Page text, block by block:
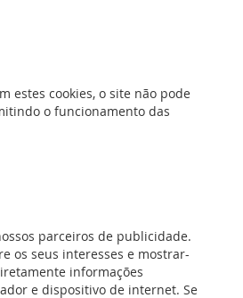
ao qual estão associados. Máximo
de comando; contactores de 1
estes cookies, o site não pode
o funcionamento das
parceiros de publicidade.
os seus interesses e mostrar-
informações
e dispositivo de internet. Se